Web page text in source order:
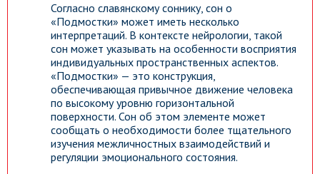
Согласно славянскому соннику, сон о
«Подмостки» может иметь несколько
интерпретаций. В контексте нейрологии, такой
сон может указывать на особенности восприятия
индивидуальных пространственных аспектов.
«Подмостки» — это конструкция,
обеспечивающая привычное движение человека
по высокому уровню горизонтальной
поверхности. Сон об этом элементе может
сообщать о необходимости более тщательного
изучения межличностных взаимодействий и
регуляции эмоционального состояния.